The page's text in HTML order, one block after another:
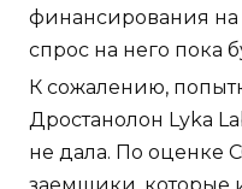
финансирования
спрос на него пока
К сожалению,
Дростанолон Lyka
не дала. По оценке